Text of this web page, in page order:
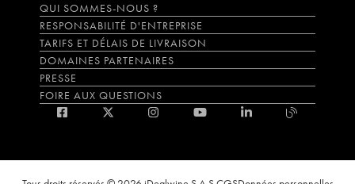
QUI SOMMES-NOUS ?
RESPONSABILITÉ D'ENTREPRISE
TARIFS ET DÉLAIS DE LIVRAISON
DOMAINES PARTENAIRES
PRESSE
FOIRE AUX QUESTIONS